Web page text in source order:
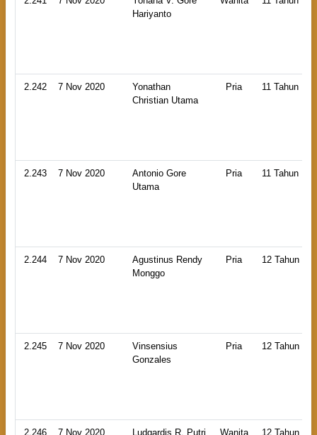
Hariyanto
2.242 7 Nov 2020
Yonathan
Christian Utama
Pria 11 Tahun
2.243 7 Nov 2020
Antonio Gore
Utama
Pria 11 Tahun
2.244 7 Nov 2020
Agustinus Rendy
Monggo
Pria 12 Tahun
2.245 7 Nov 2020
Vinsensius
Gonzales
Pria 12 Tahun
2.246 7 Nov 2020
Ludgardis R. Putri
Wanita 12 Tahun